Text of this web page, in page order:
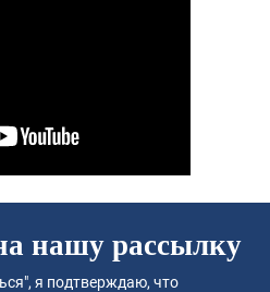
нашу рассылку
я подтверждаю, что